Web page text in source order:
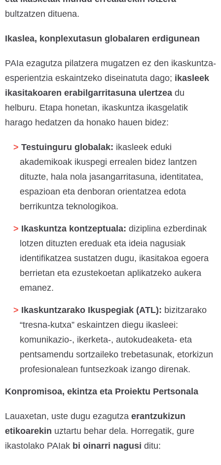
bultzatzen dituena.
Ikaslea, konplexutasun globalaren erdigunean
PAIa ezagutza pilatzera mugatzen ez den ikaskuntza-
esperientzia eskaintzeko diseinatuta dago; ikasleek
ikasitakoaren erabilgarritasuna ulertzea du
helburu. Etapa honetan, ikaskuntza ikasgelatik
harago hedatzen da honako hauen bidez:
Testuinguru globalak: ikasleek eduki
akademikoak ikuspegi errealen bidez lantzen
dituzte, hala nola jasangarritasuna, identitatea,
espazioan eta denboran orientatzea edota
berrikuntza teknologikoa.
Ikaskuntza kontzeptuala: diziplina ezberdinak
lotzen dituzten ereduak eta ideia nagusiak
identifikatzea sustatzen dugu, ikasitakoa egoera
berrietan eta ezustekoetan aplikatzeko aukera
emanez.
Ikaskuntzarako Ikuspegiak (ATL): bizitzarako
“tresna-kutxa” eskaintzen diegu ikasleei:
komunikazio-, ikerketa-, autokudeaketa- eta
pentsamendu sortzaileko trebetasunak, etorkizun
profesionalean funtsezkoak izango direnak.
Konpromisoa, ekintza eta Proiektu Pertsonala
Lauaxetan, uste dugu ezagutza erantzukizun
etikoarekin uztartu behar dela. Horregatik, gure
ikastolako PAIak bi oinarri nagusi ditu: